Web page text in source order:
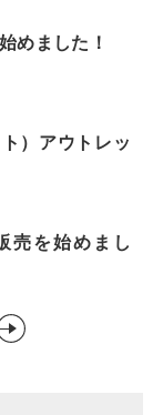
めました！
）アウトレッ
売を始めまし